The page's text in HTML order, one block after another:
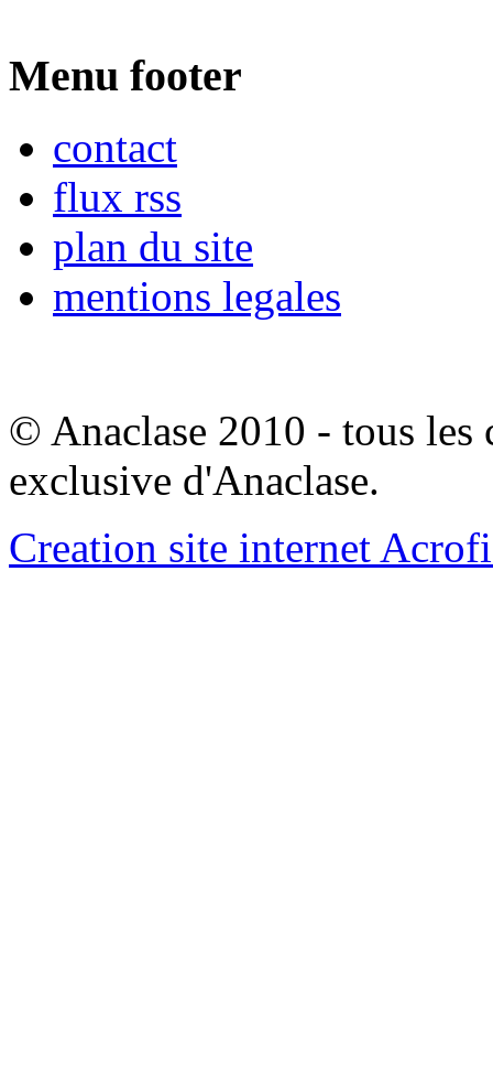
Menu footer
contact
flux rss
plan du site
mentions legales
© Anaclase 2010 - tous les
exclusive d'Anaclase.
Creation site internet